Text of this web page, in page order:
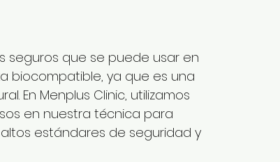
seguros que se puede usar en
biocompatible, ya que es una
En Menplus Clinic, utilizamos
en nuestra técnica para
estándares de seguridad y